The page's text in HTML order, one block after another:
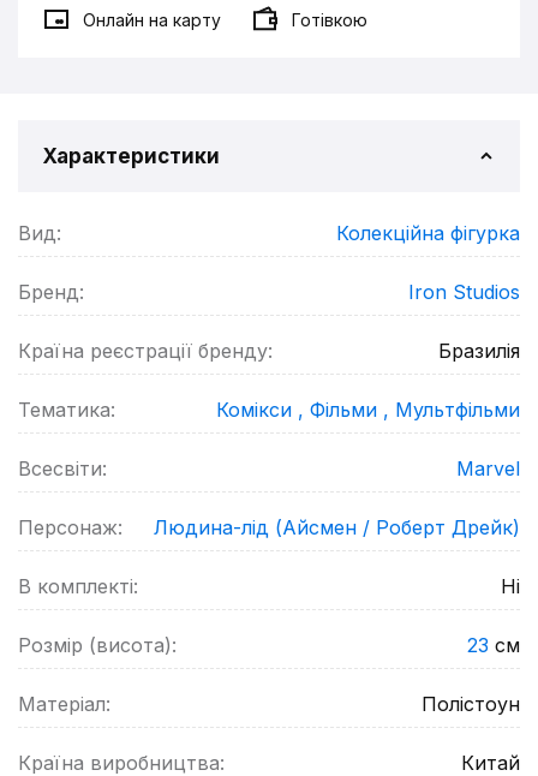
Онлайн на карту Готівкою
Характеристики
Вид: Колекційна фігурка
Бренд: Iron Studios
Країна реєстрації бренду: Бразилія
Тематика: Комікси , Фільми , Мультфільми
Всесвіти: Marvel
Персонаж: Людина-лід (Айсмен / Роберт Дрейк)
В комплекті: Ні
Розмір (висота): 23 см
Матеріал: Полістоун
Країна виробництва: Китай